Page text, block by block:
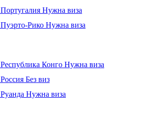
Португалия Нужна виза
Пуэрто-Рико Нужна виза
Республика Конго Нужна виза
Россия Без виз
Руанда Нужна виза